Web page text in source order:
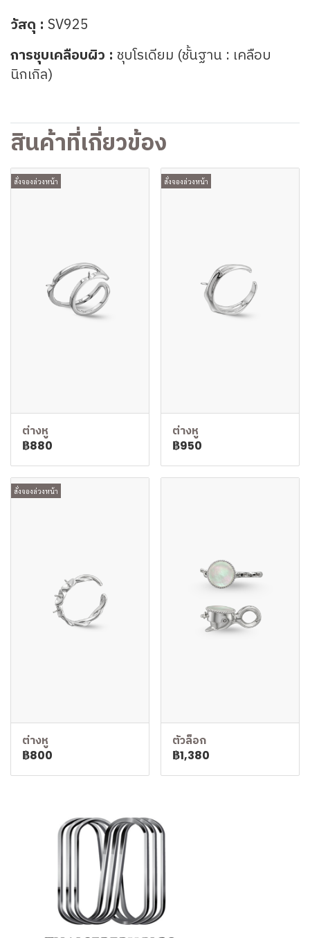
วัสดุ : SV925
การชุบเคลือบผิว : ชุบโรเดียม (ชั้นฐาน : เคลือบ
นิกเกิล)
สินค้าที่เกี่ยวข้อง
สั่งจองล่วงหน้า
ต่างหู
฿880
สั่งจองล่วงหน้า
ต่างหู
฿950
สั่งจองล่วงหน้า
ต่างหู
฿800
ตัวล็อก
฿1,380